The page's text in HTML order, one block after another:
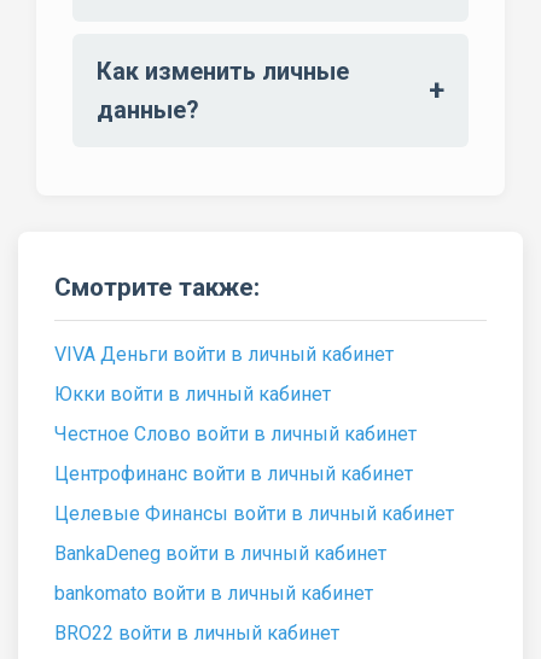
Как изменить личные
данные?
Смотрите также:
VIVA Деньги войти в личный кабинет
Юкки войти в личный кабинет
Честное Слово войти в личный кабинет
Центрофинанс войти в личный кабинет
Целевые Финансы войти в личный кабинет
BankaDeneg войти в личный кабинет
bankomato войти в личный кабинет
BRO22 войти в личный кабинет